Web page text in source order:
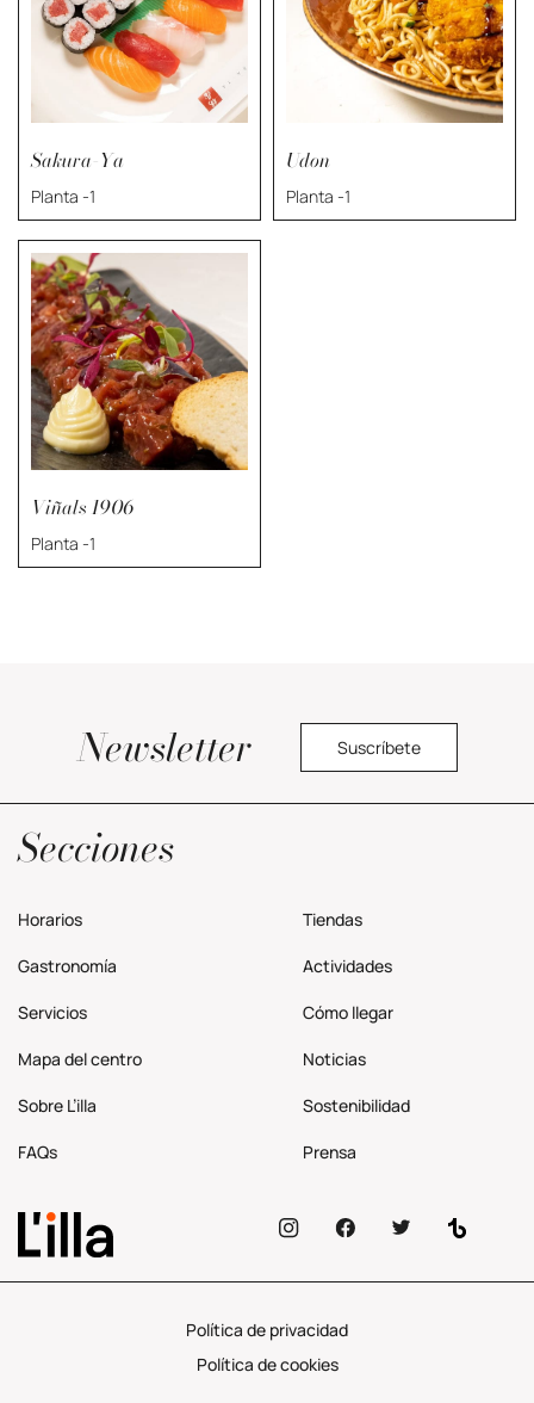
Sakura-Ya
Planta -1
Udon
Planta -1
Viñals 1906
Planta -1
Newsletter Suscríbete
Secciones
Horarios Tiendas
Gastronomía Actividades
Servicios Cómo llegar
Mapa del centro Noticias
Sobre L’illa Sostenibilidad
FAQs Prensa
Política de privacidad
Política de cookies